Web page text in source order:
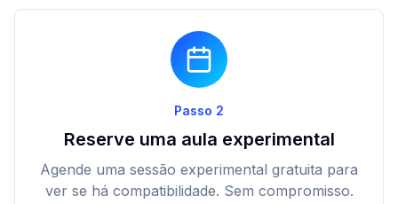
Passo 2
Reserve uma aula experimental
Agende uma sessão experimental gratuita para
ver se há compatibilidade. Sem compromisso.